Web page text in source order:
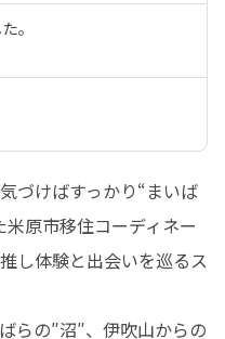
。
づけばすっかり“まいば
原市移住コーディネー
し体験と出会いを巡るス
らの″沼″、伊吹山からの